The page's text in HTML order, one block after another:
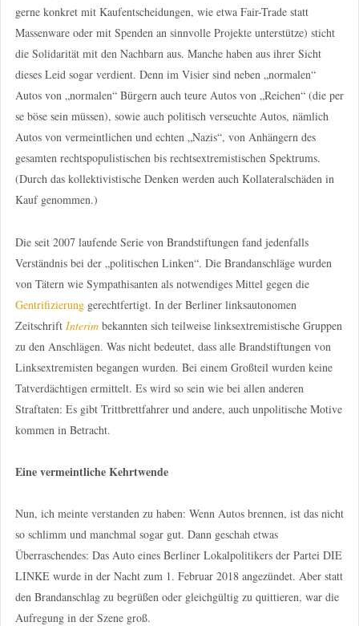
gerne konkret mit Kaufentscheidungen, wie etwa Fair-Trade statt
Massenware oder mit Spenden an sinnvolle Projekte unterstütze) sticht
die Solidarität mit den Nachbarn aus. Manche haben aus ihrer Sicht
dieses Leid sogar verdient. Denn im Visier sind neben „normalen“
Autos von „normalen“ Bürgern auch teure Autos von „Reichen“ (die per
se böse sein müssen), sowie auch politisch verseuchte Autos, nämlich
Autos von vermeintlichen und echten „Nazis“, von Anhängern des
gesamten rechtspopulistischen bis rechtsextremistischen Spektrums.
(Durch das kollektivistische Denken werden auch Kollateralschäden in
Kauf genommen.)
Die seit 2007 laufende Serie von Brandstiftungen fand jedenfalls
Verständnis bei der „politischen Linken“. Die Brandanschläge wurden
von Tätern wie Sympathisanten als notwendiges Mittel gegen die
Gentrifizierunggerechtfertigt. In der Berliner linksautonomen
Zeitschrift Interimbekannten sich teilweise linksextremistische Gruppen
zu den Anschlägen. Was nicht bedeutet, dass alle Brandstiftungen von
Linksextremisten begangen wurden. Bei einem Großteil wurden keine
Tatverdächtigen ermittelt. Es wird so sein wie bei allen anderen
Straftaten: Es gibt Trittbrettfahrer und andere, auch unpolitische Motive
kommen in Betracht.
Eine vermeintliche Kehrtwende
Nun, ich meinte verstanden zu haben: Wenn Autos brennen, ist das nicht
so schlimm und manchmal sogar gut. Dann geschah etwas
Überraschendes: Das Auto eines Berliner Lokalpolitikers der Partei DIE
LINKE wurde in der Nacht zum 1. Februar 2018 angezündet. Aber statt
den Brandanschlag zu begrüßen oder gleichgültig zu quittieren, war die
Aufregung in der Szene groß.